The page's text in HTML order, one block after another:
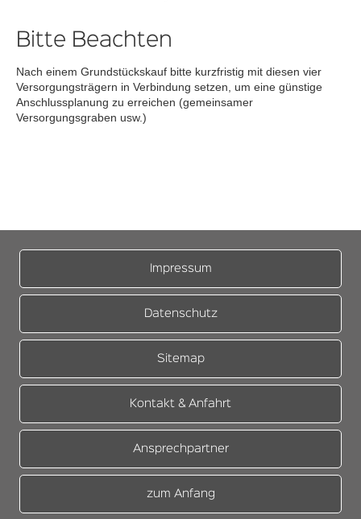
Bitte Beachten
Nach einem Grundstückskauf bitte kurzfristig mit diesen vier
Versorgungsträgern in Verbindung setzen, um eine günstige
Anschlussplanung zu erreichen (gemeinsamer
Versorgungsgraben usw.)
Impressum
Datenschutz
Sitemap
Kontakt & Anfahrt
Ansprechpartner
zum Anfang